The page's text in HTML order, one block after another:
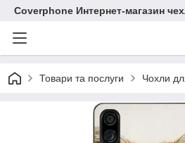
Coverphone Интернет-магазин
Товари та послуги Чохли